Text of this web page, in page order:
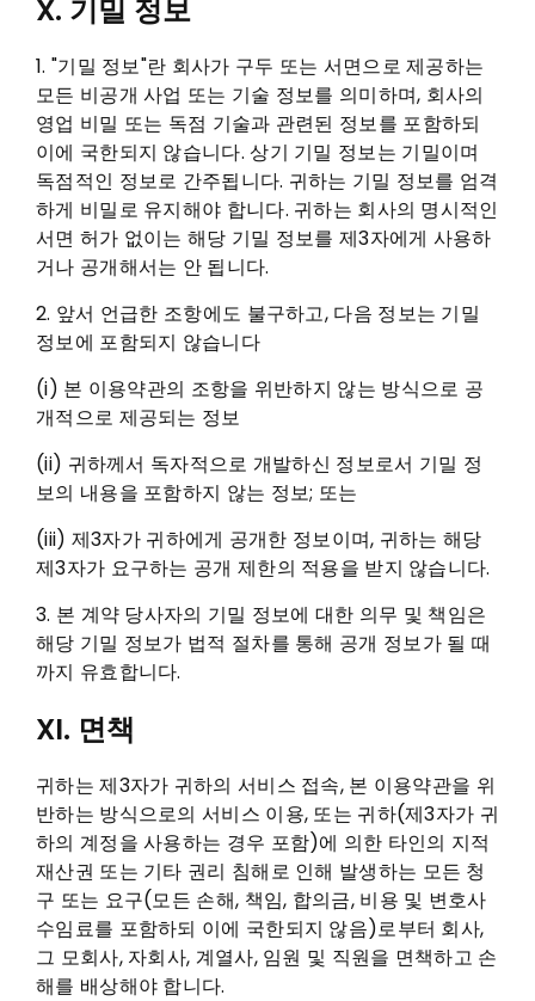
X. 기밀 정보
1. "기밀 정보"란 회사가 구두 또는 서면으로 제공하는
모든 비공개 사업 또는 기술 정보를 의미하며, 회사의
영업 비밀 또는 독점 기술과 관련된 정보를 포함하되
이에 국한되지 않습니다. 상기 기밀 정보는 기밀이며
독점적인 정보로 간주됩니다. 귀하는 기밀 정보를 엄격
하게 비밀로 유지해야 합니다. 귀하는 회사의 명시적인
서면 허가 없이는 해당 기밀 정보를 제3자에게 사용하
거나 공개해서는 안 됩니다.
2. 앞서 언급한 조항에도 불구하고, 다음 정보는 기밀
정보에 포함되지 않습니다
(i) 본 이용약관의 조항을 위반하지 않는 방식으로 공
개적으로 제공되는 정보
(ii) 귀하께서 독자적으로 개발하신 정보로서 기밀 정
보의 내용을 포함하지 않는 정보; 또는
(iii) 제3자가 귀하에게 공개한 정보이며, 귀하는 해당
제3자가 요구하는 공개 제한의 적용을 받지 않습니다.
3. 본 계약 당사자의 기밀 정보에 대한 의무 및 책임은
해당 기밀 정보가 법적 절차를 통해 공개 정보가 될 때
까지 유효합니다.
XI. 면책
귀하는 제3자가 귀하의 서비스 접속, 본 이용약관을 위
반하는 방식으로의 서비스 이용, 또는 귀하(제3자가 귀
하의 계정을 사용하는 경우 포함)에 의한 타인의 지적
재산권 또는 기타 권리 침해로 인해 발생하는 모든 청
구 또는 요구(모든 손해, 책임, 합의금, 비용 및 변호사
수임료를 포함하되 이에 국한되지 않음)로부터 회사,
그 모회사, 자회사, 계열사, 임원 및 직원을 면책하고 손
해를 배상해야 합니다.